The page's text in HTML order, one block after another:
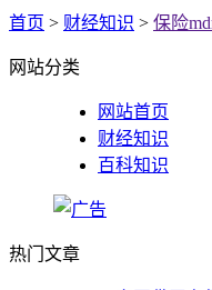
首页 > 财经知识 > 保险
网站分类
网站首页
财经知识
百科知识
热门文章